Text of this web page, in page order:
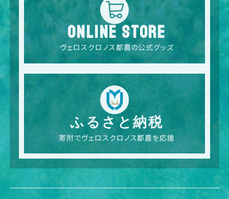
ONLINE STORE
ヴェロスクロノス都農の公式グッズ
ふるさと納税
寄附でヴェロスクロノス都農を応援